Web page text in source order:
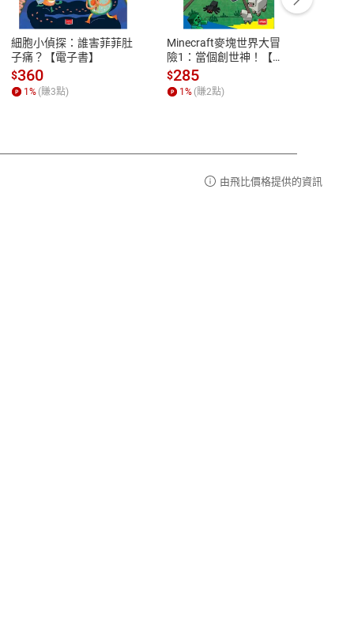
期
解
性
參
服務時間：週一到週五 10:00-12:00、
13:00-17:00 (國定假日及例假日休息)
客服電話：0080-1857077
細胞小偵探：誰害菲菲肚
子痛？【電子書】
$360
1% (賺3點)
Minecraft麥塊世界大冒
險1：當個創世神！【電
子書】
$285
1% (賺2點)
由飛比價格提供的資訊